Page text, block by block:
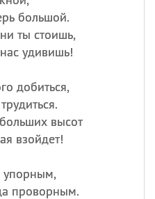
большой.
ты стоишь,
удивишь!
добиться,
высот
взойдет!
упорным,
проворным.